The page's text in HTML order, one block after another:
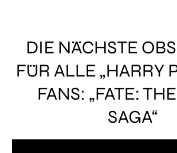
DIE NÄCHSTE
FÜR ALLE „HARRY
FANS: „FATE:
SAGA“